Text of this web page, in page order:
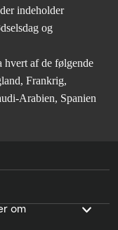
indeholder
og
hvert af de følgende
Frankrig,
Arabien, Spanien
om